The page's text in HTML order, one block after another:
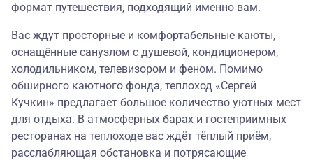
формат путешествия, подходящий именно вам.
Вас ждут просторные и комфортабельные каюты,
оснащённые санузлом с душевой, кондиционером,
холодильником, телевизором и феном. Помимо
обширного каютного фонда, теплоход «Сергей
Кучкин» предлагает большое количество уютных мест
для отдыха. В атмосферных барах и гостеприимных
ресторанах на теплоходе вас ждёт тёплый приём,
расслабляющая обстановка и потрясающие